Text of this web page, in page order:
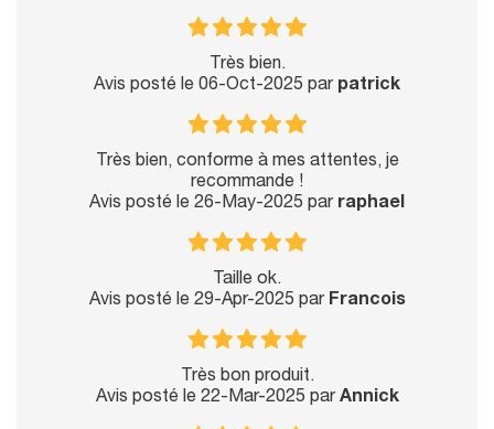
Très bien.
Avis posté le 06-Oct-2025 par patrick
Très bien, conforme à mes attentes, je
recommande !
Avis posté le 26-May-2025 par raphael
Taille ok.
Avis posté le 29-Apr-2025 par Francois
Très bon produit.
Avis posté le 22-Mar-2025 parAnnick